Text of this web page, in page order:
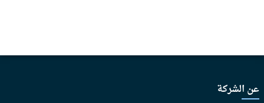
تطبيق منظومة و قواعد الحوكمة
عن الشركة